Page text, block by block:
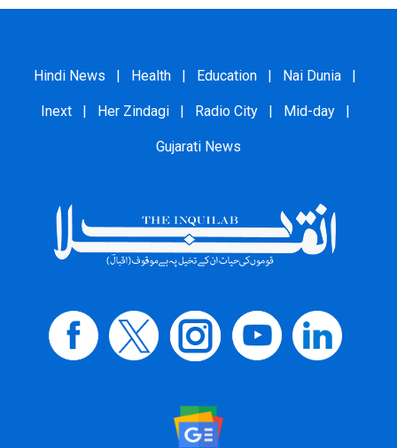
Hindi News | Health | Education | Nai Dunia |
Inext | Her Zindagi | Radio City | Mid-day |
Gujarati News